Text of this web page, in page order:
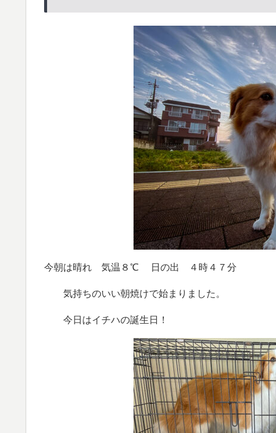
今朝は晴れ 気温８℃ 日の出 ４時４７分
気持ちのいい朝焼けで始まりました。
今日はイチハの誕生日！